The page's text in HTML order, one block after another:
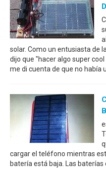
solar. Como un entusiasta de
dijo que "hacer algo super
me di cuenta de que no había
cargar el teléfono mientras
batería está baja. Las